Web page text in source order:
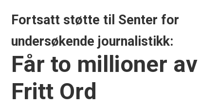
Fortsatt støtte til Senter for
undersøkende journalistikk:
Får to millioner av
Fritt Ord